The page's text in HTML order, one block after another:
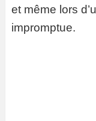
et même lors
impromptue.